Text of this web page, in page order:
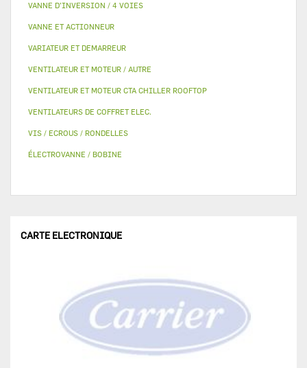
VANNE D’INVERSION / 4 VOIES
VANNE ET ACTIONNEUR
VARIATEUR ET DEMARREUR
VENTILATEUR ET MOTEUR / AUTRE
VENTILATEUR ET MOTEUR CTA CHILLER ROOFTOP
VENTILATEURS DE COFFRET ELEC.
VIS / ECROUS / RONDELLES
ÉLECTROVANNE / BOBINE
CARTE ELECTRONIQUE